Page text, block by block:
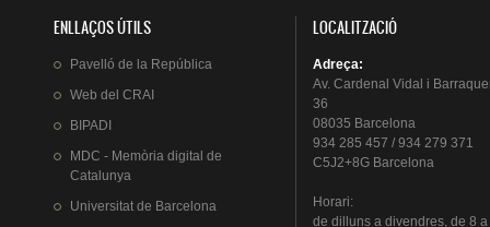
ENLLAÇOS ÚTILS
Pavelló de la República
Web del CRAI
BIPADI
MDC - Memòria digital de
Catalunya
Universitat de Barcelona
LOCALITZACIÓ
Adreça:
Av. Cardenal Vidal i
36
08035 Barcelona
934 285 457 / 934 279 371
C5J2+8G Barcelona
Horari:
de dillunsa divendres, de 8